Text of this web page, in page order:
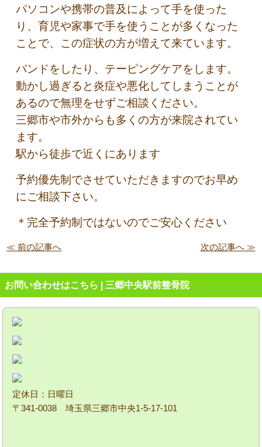
パソコンや携帯の普及によって手を使った
り、育児や家事で手を使うことが多くなった
ことで、この症状の方が増えて来ています。
バンドをしたり、テーピングケアをします。
動かし過ぎると炎症や悪化してしまうことが
あるので無理をせずご相談ください。
三郷市や市外からも多くの方が来院されてい
ます。
駅から徒歩で近くにあります
予約優先制でさせていただきますのでお早め
にご相談下さい。
＊完全予約制ではないのでご安心ください
≪ 前の記事へ 次の記事へ ≫
お問い合わせはこちら | 三郷中央駅前整骨院
定休日：日曜日
〒341-0038 埼玉県三郷市中央1-5-17-101